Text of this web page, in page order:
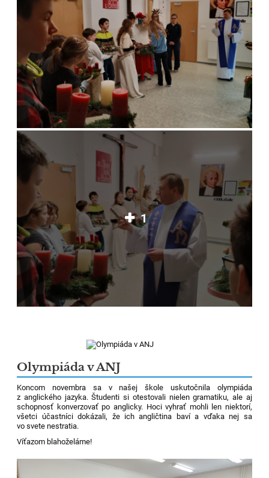
1
Olympiáda v ANJ
Koncom novembra sa v našej škole uskutočnila olympiáda
z anglického jazyka. Študenti si otestovali nielen gramatiku, ale aj
schopnosť konverzovať po anglicky. Hoci vyhrať mohli len niektorí,
všetci účastníci dokázali, že ich angličtina baví a vďaka nej sa
vo svete nestratia.
Víťazom blahoželáme!